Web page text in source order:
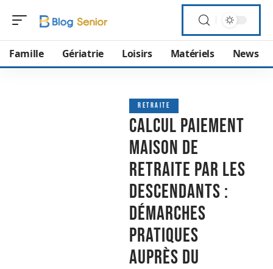
Famille Gériatrie Loisirs Matériels News
RETRAITE
Calcul paiement
maison de
retraite par les
descendants :
démarches
pratiques
auprès du